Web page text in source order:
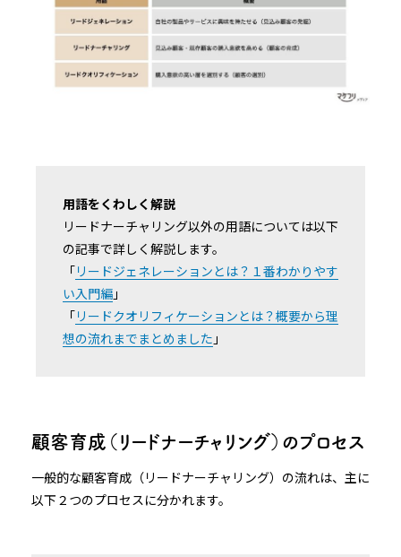
用語をくわしく解説
リードナーチャリング以外の用語については以下
の記事で詳しく解説します。
「リードジェネレーションとは？１番わかりやす
い入門編 」
「リードクオリフィケーションとは？概要から理
想の流れまでまとめました 」
顧客育成（リードナーチャリング）のプロセス
一般的な顧客育成（リードナーチャリング）の流れは、主に
以下２つのプロセスに分かれます。